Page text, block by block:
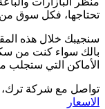
تحتاجها، فكل سوق من
سنجيبك خلال هذه
بالك سواء كنت من
الأماكن التي ستجلب
تواصل مع شركة ترك،
الاسعار